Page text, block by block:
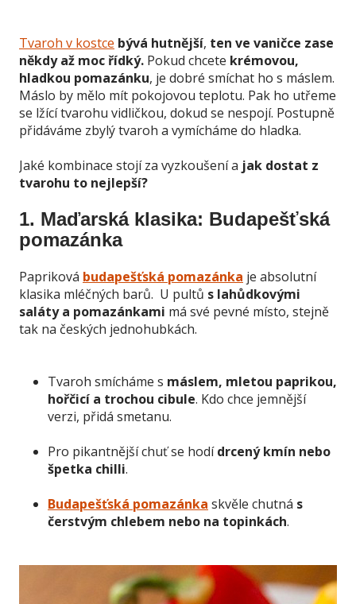
Tvaroh v kostce bývá hutnější, ten ve vaničce zase
někdy až moc řídký. Pokud chcete krémovou,
hladkou pomazánku, je dobré smíchat ho s máslem.
Máslo by mělo mít pokojovou teplotu. Pak ho utřeme
se lžící tvarohu vidličkou, dokud se nespojí. Postupně
přidáváme zbylý tvaroh a vymícháme do hladka.
Jaké kombinace stojí za vyzkoušení a jak dostat z
tvarohu to nejlepší?
1. Maďarská klasika: Budapešťská
pomazánka
Papriková budapešťská pomazánka je absolutní
klasika mléčných barů. U pultů s lahůdkovými
saláty a pomazánkami má své pevné místo, stejně
tak na českých jednohubkách.
Tvaroh smícháme s máslem, mletou paprikou,
hořčicí a trochou cibule. Kdo chce jemnější
verzi, přidá smetanu.
Pro pikantnější chuť se hodídrcený kmín nebo
špetka chilli.
Budapešťská pomazánka skvěle chutná s
čerstvým chlebem nebo na topinkách.